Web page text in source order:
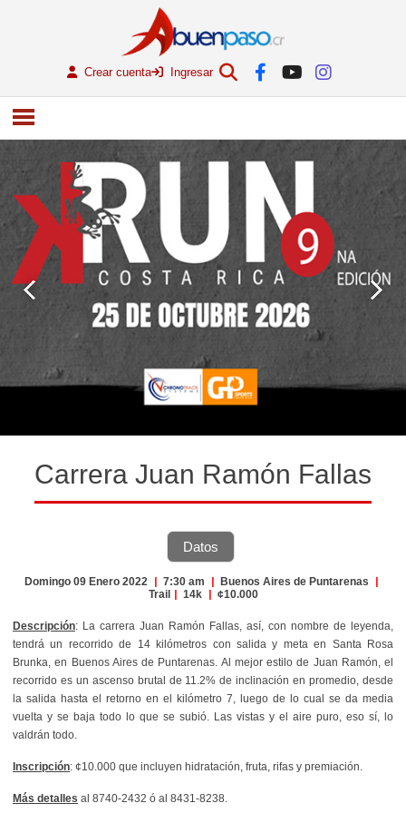
Crear cuenta Ingresar
Carrera Juan Ramón Fallas
Datos
Domingo 09 Enero 2022 | 7:30 am | Buenos Aires de Puntarenas
|
Trail | 14k | ¢10.000
Descripción: La carrera Juan Ramón Fallas, así, con nombre de leyenda,
tendrá un recorrido de 14 kilómetros con salida y meta en Santa Rosa
Brunka, en Buenos Aires de Puntarenas. Al mejor estilo de Juan Ramón, el
recorrido es un ascenso brutal de 11.2% de inclinación en promedio, desde
la salida hasta el retorno en el kilómetro 7, luego de lo cual se da media
vuelta y se baja todo lo que se subió. Las vistas y el aire puro, eso sí, lo
valdrán todo.
Inscripción: ¢10.000 que incluyen hidratación, fruta, rifas y premiación.
Más detalles al 8740-2432 ó al 8431-8238.